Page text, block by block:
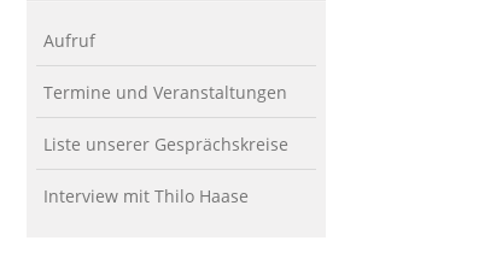
Aufruf
Termine und Veranstaltungen
Liste unserer Gesprächskreise
Interview mit Thilo Haase